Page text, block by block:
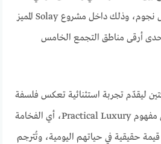
والخدمات الفندقية الخمس نجوم، وذلك داخل مشروع Solay المميز
أرقى مناطق التجمع الخامس
ليقدّم تجربة استثنائية تعكس فلسفة
Living Yards القائمة على مفهوم Practical Luxury، أي الفخامة
حقيقية في حياتهم اليومية، وتُترجم